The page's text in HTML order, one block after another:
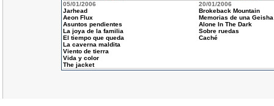
05/01/2006
Jarhead
Aeon Flux
Asuntos pendientes
La joya de la familia
El tiempo que queda
La caverna maldita
Viento de tierra
Vida y color
The jacket
20/01/2006
Brokeback Mountain
Memorias de una Geisha
Alone In The Dark
Sobre ruedas
Caché